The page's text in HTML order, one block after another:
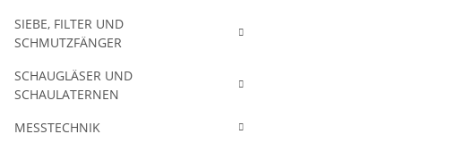
SIEBE, FILTER UND
SCHMUTZFÄNGER
SCHAUGLÄSER UND
SCHAULATERNEN
MESSTECHNIK